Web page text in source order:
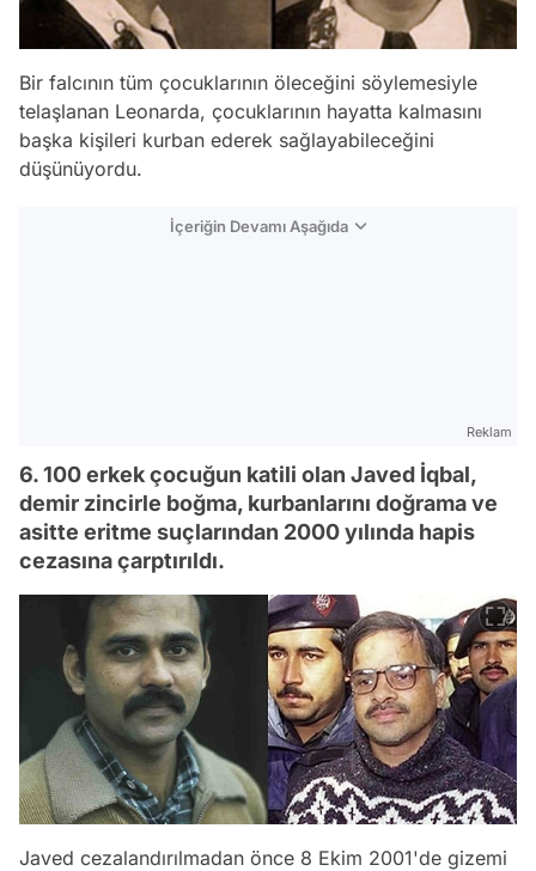
Bir falcının tüm çocuklarının öleceğini söylemesiyle
telaşlanan Leonarda, çocuklarının hayatta kalmasını
başka kişileri kurban ederek sağlayabileceğini
düşünüyordu.
İçeriğin Devamı Aşağıda
Reklam
6. 100 erkek çocuğun katili olan Javed İqbal,
demir zincirle boğma, kurbanlarını doğrama ve
asitte eritme suçlarından 2000 yılında hapis
cezasına çarptırıldı.
Javed cezalandırılmadan önce 8 Ekim 2001'de gizemi